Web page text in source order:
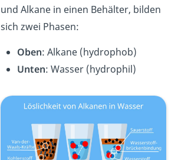
und Alkane in einen Behälter, bilden
sich zwei Phasen:
Oben: Alkane (hydrophob)
Unten: Wasser (hydrophil)